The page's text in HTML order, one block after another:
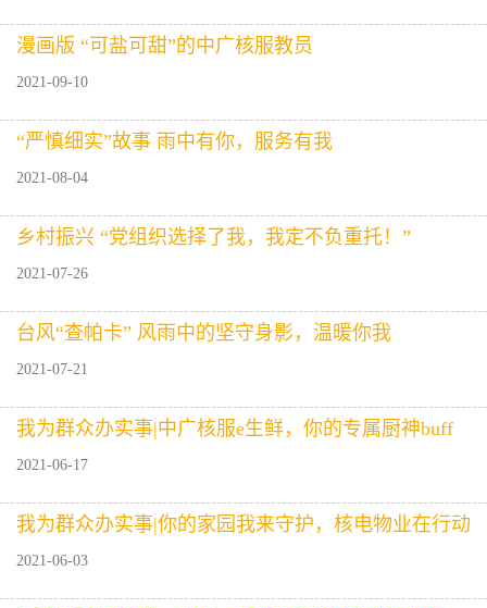
漫画版 “可盐可甜”的中广核服教员
2021-09-10
“严慎细实”故事 雨中有你，服务有我
2021-08-04
乡村振兴 “党组织选择了我，我定不负重托！”
2021-07-26
台风“查帕卡” 风雨中的坚守身影，温暖你我
2021-07-21
我为群众办实事|中广核服e生鲜，你的专属厨神buff
2021-06-17
我为群众办实事|你的家园我来守护，核电物业在行动
2021-06-03